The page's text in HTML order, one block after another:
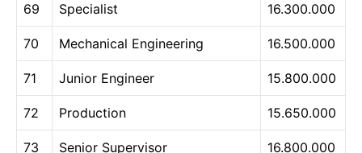
69 Specialist 16.300.000
70 Mechanical Engineering 16.500.000
71 Junior Engineer 15.800.000
72 Production 15.650.000
73 Senior Supervisor 16.800.000